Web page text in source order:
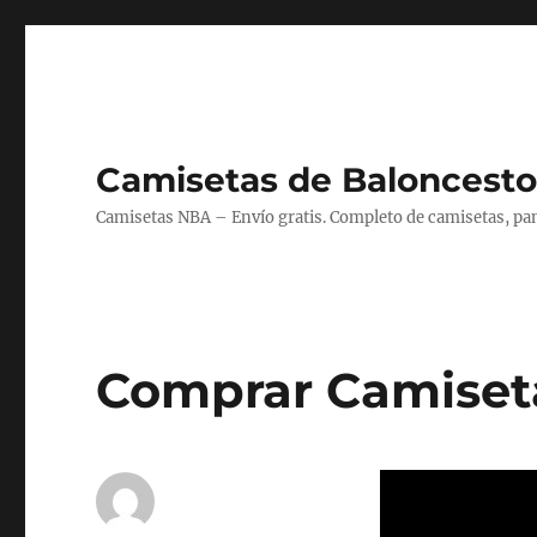
Camisetas de
Camisetas NBA – Envío gratis. Completo de camisetas,
Comprar